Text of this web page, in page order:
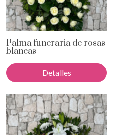
Palma funeraria de rosas
blancas
Detalles